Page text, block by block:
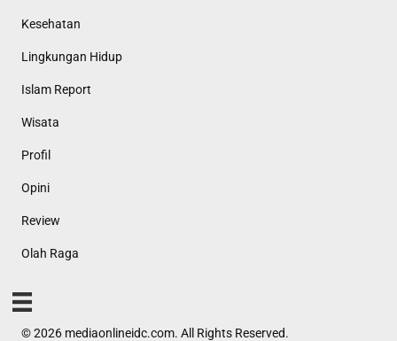
Kesehatan
Lingkungan Hidup
Islam Report
Wisata
Profil
Opini
Review
Olah Raga
© 2026 mediaonlineidc.com. All Rights Reserved.